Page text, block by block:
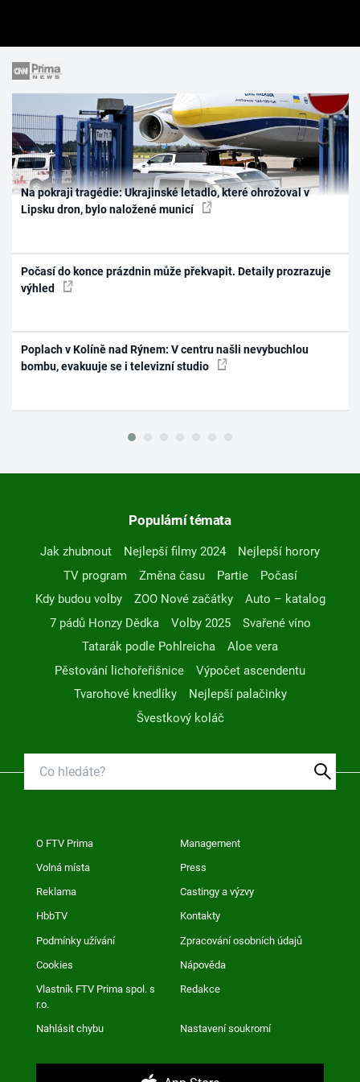
Na pokraji tragédie: Ukrajinské letadlo, které ohrožoval v
Lipsku dron, bylo naložené municí
Počasí do konce prázdnin může překvapit. Detaily prozrazuje
výhled
Poplach v Kolíně nad Rýnem: V centru našli nevybuchlou
bombu, evakuuje se i televizní studio
Populární témata
Jak zhubnout Nejlepší filmy 2024
Nejlepší horory
TV program
Změna času Partie
Počasí
Kdy budou volby
ZOO Nové začátky
Auto – katalog
7 pádů Honzy Dědka
Volby 2025
Svařené víno
Tatarák podle Pohlreicha
Aloe vera
Pěstování lichořeřišnice
Výpočet ascendentu
Tvarohové knedlíky
Nejlepší palačinky
Švestkový koláč
O FTV Prima Management
Volná místa Press
Reklama Castingy a výzvy
HbbTV Kontakty
Podmínky užívání Zpracování osobních údajů
Cookies Nápověda
Vlastník FTV Prima spol. s
r.o.
Redakce
Nahlásit chybu Nastavení soukromí